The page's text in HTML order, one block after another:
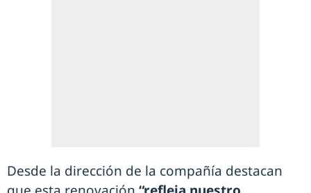
Desde la dirección de la compañía destacan